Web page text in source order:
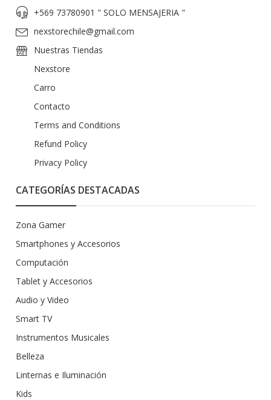
+569 73780901 " SOLO MENSAJERIA "
nexstorechile@gmail.com
Nuestras Tiendas
Nexstore
Carro
Contacto
Terms and Conditions
Refund Policy
Privacy Policy
CATEGORÍAS DESTACADAS
Zona Gamer
Smartphones y Accesorios
Computación
Tablet y Accesorios
Audio y Video
Smart TV
Instrumentos Musicales
Belleza
Linternas e Iluminación
Kids